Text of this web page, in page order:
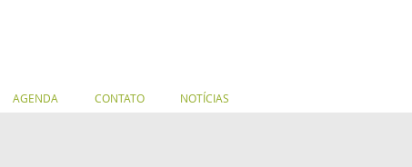
AGENDA CONTATO NOTÍCIAS